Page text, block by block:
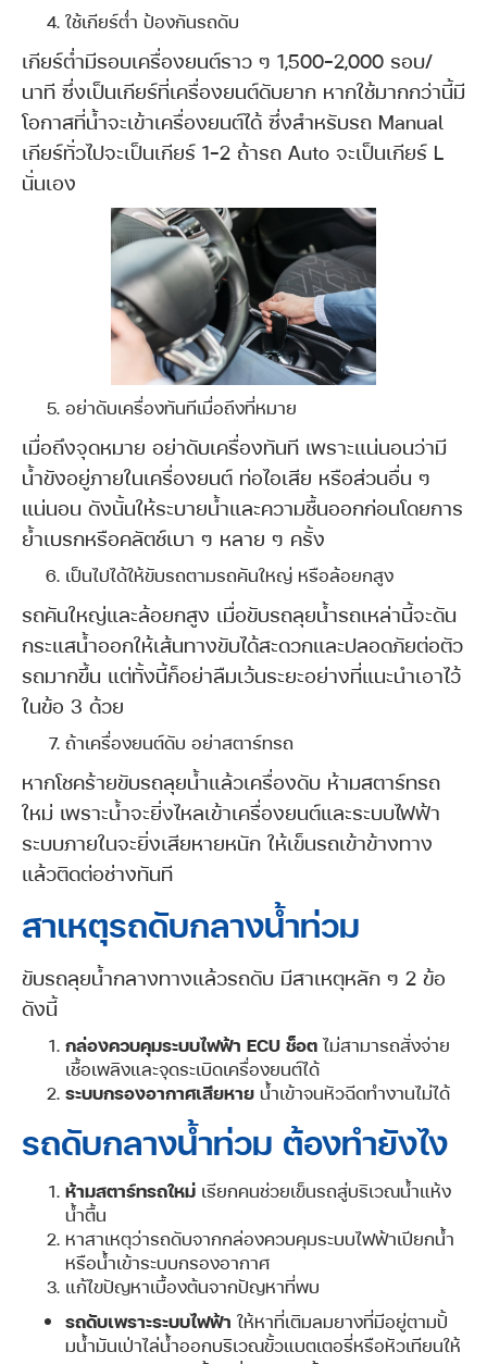
ใช้เกียร์ต่ำ ป้องกันรถดับ
เกียร์ต่ำมีรอบเครื่องยนต์ราว ๆ 1,500-2,000 รอบ/
นาที ซึ่งเป็นเกียร์ที่เครื่องยนต์ดับยาก หากใช้มากกว่านี้มี
โอกาสที่น้ำจะเข้าเครื่องยนต์ได้ ซึ่งสำหรับรถ Manual
เกียร์ทั่วไปจะเป็นเกียร์ 1-2 ถ้ารถ Auto จะเป็นเกียร์ L
นั่นเอง
อย่าดับเครื่องทันทีเมื่อถึงที่หมาย
เมื่อถึงจุดหมาย อย่าดับเครื่องทันที เพราะแน่นอนว่ามี
น้ำขังอยู่ภายในเครื่องยนต์ ท่อไอเสีย หรือส่วนอื่น ๆ
แน่นอน ดังนั้นให้ระบายน้ำและความชื้นออกก่อนโดยการ
ย้ำเบรกหรือคลัตช์เบา ๆ หลาย ๆ ครั้ง
เป็นไปได้ให้ขับรถตามรถคันใหญ่ หรือล้อยกสูง
รถคันใหญ่และล้อยกสูง เมื่อขับรถลุยน้ำรถเหล่านี้จะดัน
กระแสน้ำออกให้เส้นทางขับได้สะดวกและปลอดภัยต่อตัว
รถมากขึ้น แต่ทั้งนี้ก็อย่าลืมเว้นระยะอย่างที่แนะนำเอาไว้
ในข้อ 3 ด้วย
ถ้าเครื่องยนต์ดับ อย่าสตาร์ทรถ
หากโชคร้ายขับรถลุยน้ำแล้วเครื่องดับ ห้ามสตาร์ทรถ
ใหม่ เพราะน้ำจะยิ่งไหลเข้าเครื่องยนต์และระบบไฟฟ้า
ระบบภายในจะยิ่งเสียหายหนัก ให้เข็นรถเข้าข้างทาง
แล้วติดต่อช่างทันที
สาเหตุรถดับกลางน้ำท่วม
ขับรถลุยน้ำกลางทางแล้วรถดับ มีสาเหตุหลัก ๆ 2 ข้อ
ดังนี้
กล่องควบคุมระบบไฟฟ้า ECU ช็อตไม่สามารถสั่งจ่าย
เชื้อเพลิงและจุดระเบิดเครื่องยนต์ได้
ระบบกรองอากาศเสียหาย น้ำเข้าจนหัวฉีดทำงานไม่ได้
รถดับกลางน้ำท่วม ต้องทำยังไง
ห้ามสตาร์ทรถใหม่ เรียกคนช่วยเข็นรถสู่บริเวณน้ำแห้ง
น้ำตื้น
หาสาเหตุว่ารถดับจากกล่องควบคุมระบบไฟฟ้าเปียกน้ำ
หรือน้ำเข้าระบบกรองอากาศ
แก้ไขปัญหาเบื้องต้นจากปัญหาที่พบ
รถดับเพราะระบบไฟฟ้า ให้หาที่เติมลมยางที่มีอยู่ตามปั้
มน้ำมันเป่าไล่น้ำออกบริเวณขั้วแบตเตอรี่หรือหัวเทียนให้